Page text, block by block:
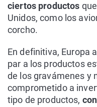
ciertos productos
Unidos, como los
corcho.
En definitiva, Europa
par a los productos
de los gravámenes y
comprometido a
tipo de productos,